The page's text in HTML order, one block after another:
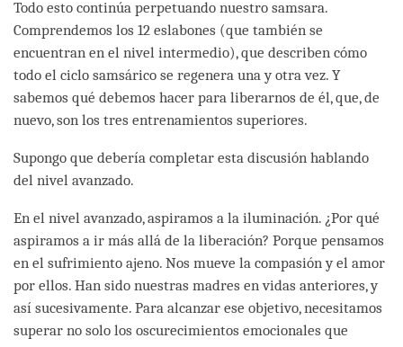
Todo esto continúa perpetuando nuestro samsara.
Comprendemos los 12 eslabones (que también se
encuentran en el nivel intermedio), que describen cómo
todo el ciclo samsárico se regenera una y otra vez. Y
sabemos qué debemos hacer para liberarnos de él, que, de
nuevo, son los tres entrenamientos superiores.
Supongo que debería completar esta discusión hablando
del nivel avanzado.
En el nivel avanzado, aspiramos a la iluminación. ¿Por qué
aspiramos a ir más allá de la liberación? Porque pensamos
en el sufrimiento ajeno. Nos mueve la compasión y el amor
por ellos. Han sido nuestras madres en vidas anteriores, y
así sucesivamente. Para alcanzar ese objetivo, necesitamos
superar no solo los oscurecimientos emocionales que